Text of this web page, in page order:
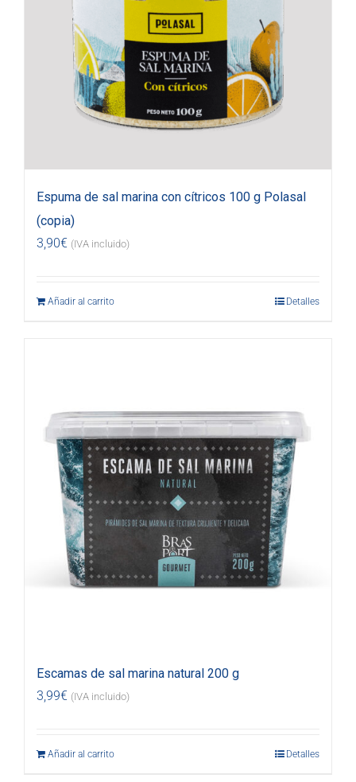
Espuma de sal marina con cítricos 100 g Polasal
(copia)
3,90€ (IVA incluido)
Añadir al carrito Detalles
Escamas de sal marina natural 200 g
3,99€ (IVA incluido)
Añadir al carrito Detalles